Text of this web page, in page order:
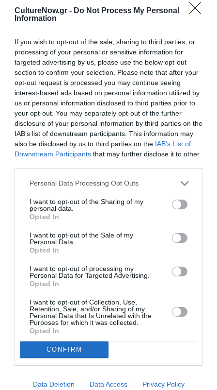
CultureNow.gr - Do Not Process My Personal
Information
If you wish to opt-out of the sale, sharing to third parties, or
processing of your personal or sensitive information for
targeted advertising by us, please use the below opt-out
section to confirm your selection. Please note that after your
opt-out request is processed you may continue seeing
interest-based ads based on personal information utilized by
us or personal information disclosed to third parties prior to
your opt-out. You may separately opt-out of the further
disclosure of your personal information by third parties on the
IAB’s list of downstream participants. This information may
also be disclosed by us to third parties on the IAB’s List of
Downstream Participants that may further disclose it to other
Personal Data Processing Opt Outs
I want to opt-out of the Sharing of my
personal data.
Opted In
I want to opt-out of the Sale of my
Personal Data.
Opted In
I want to opt-out of processing my
Personal Data for Targeted Advertising.
Opted In
I want to opt-out of Collection, Use,
Retention, Sale, and/or Sharing of my
Personal Data that Is Unrelated with the
Purposes for which it was collected.
Opted In
CONFIRM
Data Deletion Data Access Privacy Policy
ΠΛΗΡΟΦΟΡΙΕΣ ΕΚΔΟΣΗΣ:
Σεπτέμβριος 2013
Ακολουθήστε το Culturenow.gr στοGoogle News
μάθετε πρώτοι όλες τις ειδήσεις
Δείτε όλα τατελευταία νέαγια την Τέχνη και τον
Πολιτισμό στοCulturenow.gr
Νέοι Διαγωνισμοί❯
Newsletter
Κάθε βδομάδα στο e-mail σας τα τελευταία νέα για
την Τέχνη και τον Πολιτισμό!
Ακολουθήστε το Culturenow.gr
Σχετικά Άρθρα